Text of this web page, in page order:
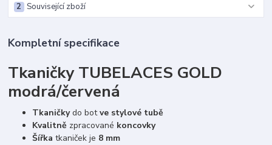
Související zboží
2
Kompletní specifikace
Tkaničky TUBELACES GOLD
modrá/červená
Tkaničkydo botve stylové tubě
Kvalitně zpracované koncovky
Šířkatkaniček je 8 mm